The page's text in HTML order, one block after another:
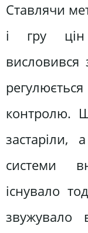
Ставлячи
і гру
висловився
контролю.
застаріли,
системи
існувало
звужувало